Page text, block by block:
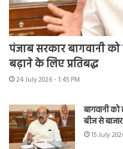
पंजाब सरकार बागवानी
बढ़ाने के लिए प्रतिबद्ध
24 July 2026 - 1:45 PM
बागवानी
बीज से
15 July